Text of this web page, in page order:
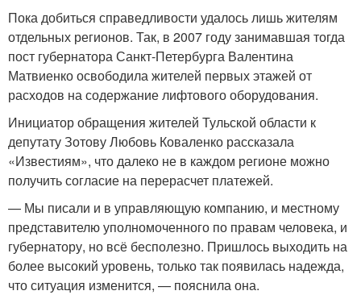
Пока добиться справедливости удалось лишь жителям
отдельных регионов. Так, в 2007 году занимавшая тогда
пост губернатора Санкт-Петербурга Валентина
Матвиенко освободила жителей первых этажей от
расходов на содержание лифтового оборудования.
Инициатор обращения жителей Тульской области к
депутату Зотову Любовь Коваленко рассказала
«Известиям», что далеко не в каждом регионе можно
получить согласие на перерасчет платежей.
— Мы писали и в управляющую компанию, и местному
представителю уполномоченного по правам человека, и
губернатору, но всё бесполезно. Пришлось выходить на
более высокий уровень, только так появилась надежда,
что ситуация изменится, — пояснила она.